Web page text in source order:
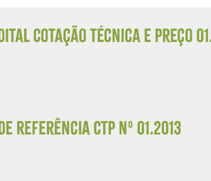
Cotação Técnica e Preço
Referência CTP Nº 01.2013